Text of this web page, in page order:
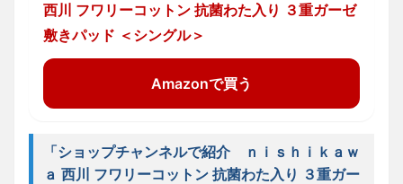
西川 フワリーコットン 抗菌わた入り ３重ガーゼ
敷きパッド ＜シングル＞
Amazonで買う
「ショップチャンネルで紹介 ｎｉｓｈｉｋａｗ
ａ 西川 フワリーコットン 抗菌わた入り ３重ガー